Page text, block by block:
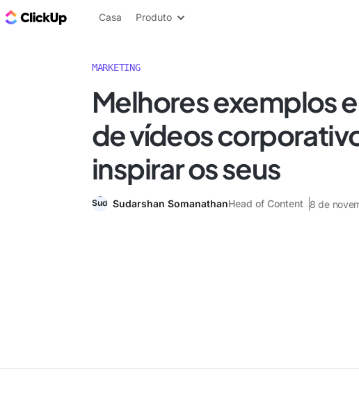
ClickUp Blogue
Casa Produto
MARKETING
Melhores exemplos
de vídeos
inspirar os seus
Sudarshan SomanathanHead of Content 8 de